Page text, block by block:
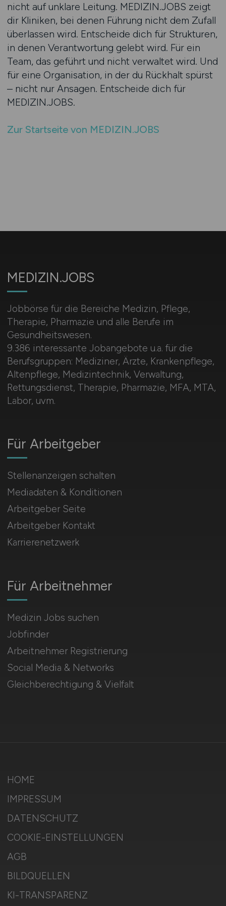
nicht auf unklare Leitung. MEDIZIN.JOBS zeigt
dir Kliniken, bei denen Führung nicht dem Zufall
überlassen wird. Entscheide dich für Strukturen,
in denen Verantwortung gelebt wird. Für ein
Team, das geführt und nicht verwaltet wird. Und
für eine Organisation, in der du Rückhalt spürst
– nicht nur Ansagen. Entscheide dich für
MEDIZIN.JOBS.
Zur Startseite von MEDIZIN.JOBS
MEDIZIN.JOBS
Jobbörse für die Bereiche Medizin, Pflege,
Therapie, Pharmazie und alle Berufe im
Gesundheitswesen.
9.386 interessante Jobangebote u.a. für die
Berufsgruppen: Mediziner, Ärzte, Krankenpflege,
Altenpflege, Medizintechnik, Verwaltung,
Rettungsdienst, Therapie, Pharmazie, MFA, MTA,
Labor, uvm.
Für Arbeitnehmer
Medizin Jobs suchen
Jobfinder
Arbeitnehmer Registrierung
Social Media & Networks
Gleichberechtigung & Vielfalt
Für Arbeitgeber
Stellenanzeigen schalten
Mediadaten & Konditionen
Arbeitgeber Seite
Arbeitgeber Kontakt
Karrierenetzwerk
HOME
IMPRESSUM
DATENSCHUTZ
COOKIE-EINSTELLUNGEN
AGB
BILDQUELLEN
KI-TRANSPARENZ